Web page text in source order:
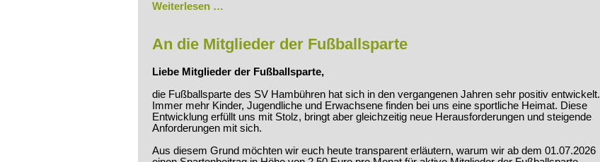
Weiterlesen …
Shotokan-
Karate
des
An die Mitglieder der Fußballsparte
Liebe Mitglieder der Fußballsparte,
die Fußballsparte des SV Hambühren hat sich in den vergangenen Jahren sehr positiv entwickelt.
Immer mehr Kinder, Jugendliche und Erwachsene finden bei uns eine sportliche Heimat. Diese
Entwicklung erfüllt uns mit Stolz, bringt aber gleichzeitig neue Herausforderungen und steigende
Anforderungen mit sich.
Aus diesem Grund möchten wir euch heute transparent erläutern, warum wir ab dem 01.07.2026